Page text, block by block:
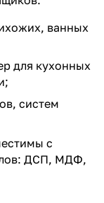
ванных
для кухонных
систем
с
ДСП, МДФ,